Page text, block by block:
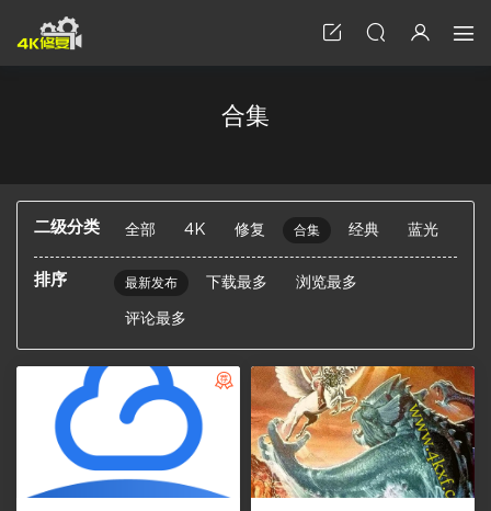
合集
二级分类 全部 4K 修复 合集 经典 蓝光
排序 最新发布 下载最多 浏览最多
评论最多